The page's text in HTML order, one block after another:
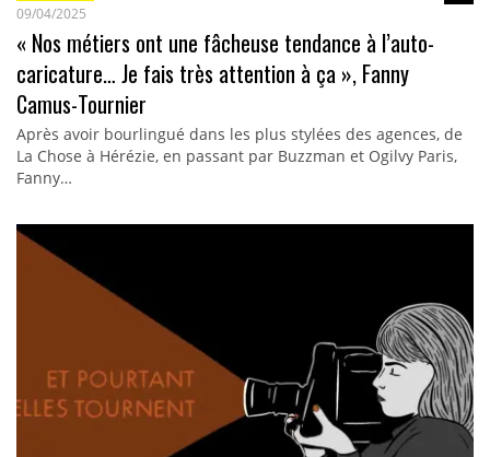
09/04/2025
« Nos métiers ont une fâcheuse tendance à l’auto-
caricature… Je fais très attention à ça », Fanny
Camus-Tournier
Après avoir bourlingué dans les plus stylées des agences, de
La Chose à Hérézie, en passant par Buzzman et Ogilvy Paris,
Fanny…